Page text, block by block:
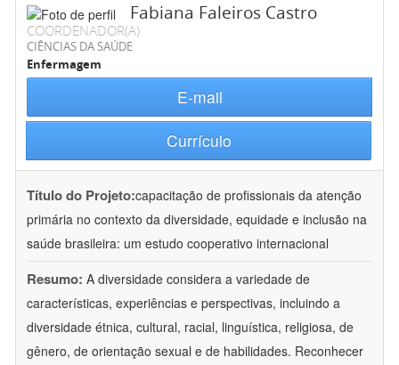
Fabiana Faleiros Castro
COORDENADOR(A)
CIÊNCIAS DA SAÚDE
Enfermagem
E-mail
Currículo
Título do Projeto:capacitação de profissionais da atenção
primária no contexto da diversidade, equidade e inclusão na
saúde brasileira: um estudo cooperativo internacional
Resumo: A diversidade considera a variedade de
características, experiências e perspectivas, incluindo a
diversidade étnica, cultural, racial, linguística, religiosa, de
gênero, de orientação sexual e de habilidades. Reconhecer